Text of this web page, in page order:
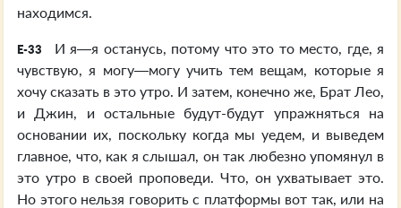
находимся.
E-33
И я—я останусь, потому что это то место, где, я
чувствую, я могу—могу учить тем вещам, которые я
хочу сказать в это утро. И затем, конечно же, Брат Лео,
и Джин, и остальные будут-будут упражняться на
основании их, поскольку когда мы уедем, и выведем
главное, что, как я слышал, он так любезно упомянул в
это утро в своей проповеди. Что, он ухватывает это.
Но этого нельзя говорить с платформы вот так, или на